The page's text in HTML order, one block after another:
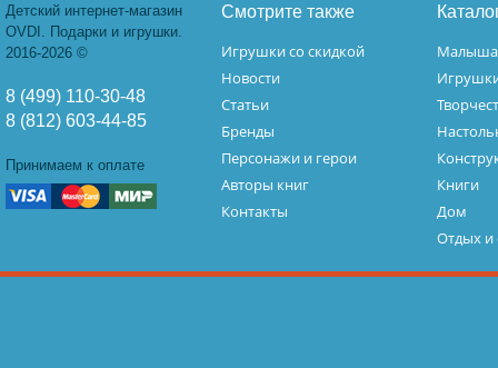
Детский интернет-магазин
OVDI. Подарки и игрушки.
2016-2026 ©
8 (499) 110-30-48
8 (812) 603-44-85
Принимаем к оплате
Смотрите также
Игрушки со скидкой
Новости
Статьи
Бренды
Персонажи и герои
Авторы книг
Контакты
Книги
Дом
Отдых и